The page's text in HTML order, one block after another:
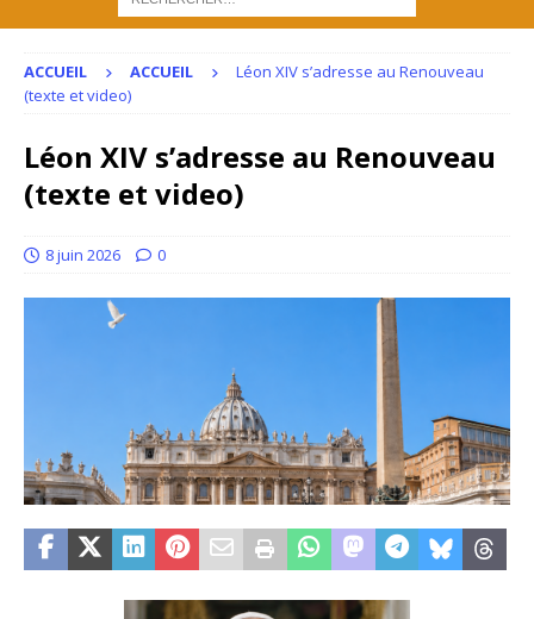
ACCUEIL ACCUEIL
Léon XIV s’adresse au Renouveau
(texte et video)
Léon XIV s’adresse au Renouveau
(texte et video)
8 juin 2026 0